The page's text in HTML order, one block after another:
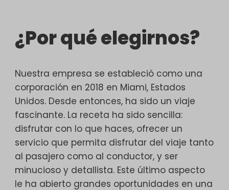
¿Por qué elegirnos?
Nuestra empresa se estableció como una
corporación en 2018 en Miami, Estados
Unidos. Desde entonces, ha sido un viaje
fascinante. La receta ha sido sencilla:
disfrutar con lo que haces, ofrecer un
servicio que permita disfrutar del viaje tanto
al pasajero como al conductor, y ser
minucioso y detallista. Este último aspecto
le ha abierto grandes oportunidades en una